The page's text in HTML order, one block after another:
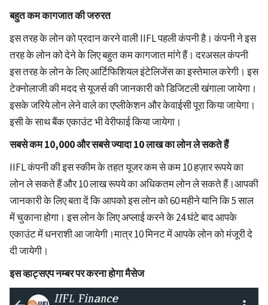
बहुत कम कागजात की जरुरत
इस तरह के लोन को प्रदान करने वाली IIFL पहली कंपनी है। कंपनी ने इस
तरह के लोन को देने के लिए बहुत कम कागजात मांगे हैं। दरअसल कंपनी
इस तरह के लोन के लिए आर्टिफिशियल इंटेलिजेंस का इस्तेमाल करेगी। इस
टेक्नोलाजी की मदद से यूजर्स की जानकारी को डिजिटली खंगाला जायेगा।
इसके जरिये लोन लेने वाले का एप्लीकेशन और केवाईसी पूरा किया जायेगा।
इसी के साथ बैंक एकाउंट भी वेरीफाई किया जायेगा।
सबसे कम 10,000 और सबसे ज्यादा 10 लाख का लोन ले सकते हैं
IIFL कंपनी की इस स्कीम के तहत यूजर कम से कम 10 हज़ार रूपये का
लोन ले सकते हैं और 10 लाख रूपये का अधिकतम लोन ले सकते हैं।आपकी
जानकारी के लिए बता दें कि आपको इस लोन को 60 महीने यानि कि 5 साल
में चुकाना होगा। इस लोन के लिए अप्लाई करने के 24 घंटे बाद आपके
एकाउंट में धनराशी आ जायेगी।मात्र 10 मिनट में आपके लोन को मंजूरी दे
दी जायेगी।
इस व्हाट्सएप नम्बर पर करना होगा मैसेज